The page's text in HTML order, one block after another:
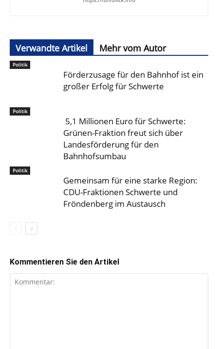
Verwandte Artikel Mehr vom Autor
Politik
Förderzusage für den Bahnhof ist ein
großer Erfolg für Schwerte
Politik
5,1 Millionen Euro für Schwerte:
Grünen-Fraktion freut sich über
Landesförderung für den
Bahnhofsumbau
Politik
Gemeinsam für eine starke Region:
CDU-Fraktionen Schwerte und
Fröndenberg im Austausch
Kommentieren Sie den Artikel